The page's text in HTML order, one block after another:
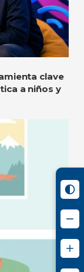
clave
a niños y